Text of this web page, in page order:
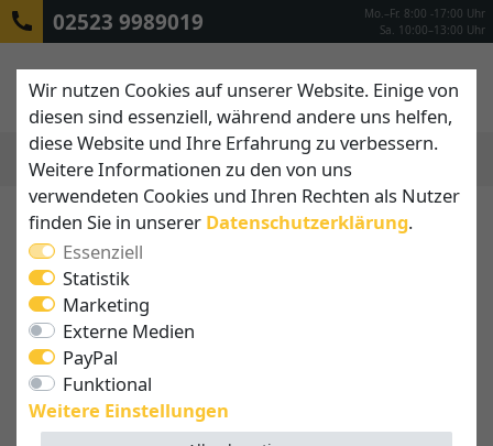
02523 9989019
Mo.–Fr. 8:00 -17:00 Uhr
Sa. 10:00–13:00 Uhr
Wir nutzen Cookies auf unserer Website. Einige von
diesen sind essenziell, während andere uns helfen,
diese Website und Ihre Erfahrung zu verbessern.
Weitere Informationen zu den von uns
verwendeten Cookies und Ihren Rechten als Nutzer
finden Sie in unserer Daten­schutz­erklärung.
Essenziell
Statistik
Marketing
Externe Medien
PayPal
Funktional
Weitere Einstellungen